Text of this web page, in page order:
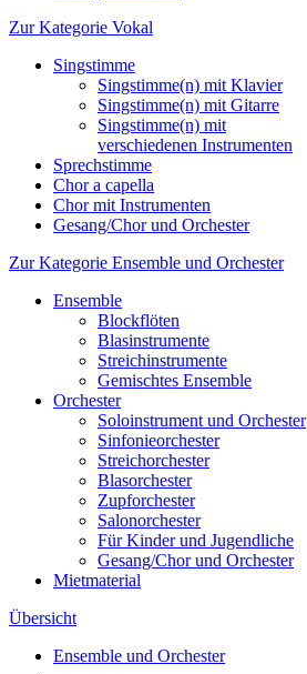
Zur Kategorie Vokal
Singstimme
Singstimme(n) mit Klavier
Singstimme(n) mit Gitarre
Singstimme(n) mit
verschiedenen Instrumenten
Sprechstimme
Chor a capella
Chor mit Instrumenten
Gesang/Chor und Orchester
Zur Kategorie Ensemble und Orchester
Ensemble
Blockflöten
Blasinstrumente
Streichinstrumente
Gemischtes Ensemble
Orchester
Soloinstrument und Orchester
Sinfonieorchester
Streichorchester
Blasorchester
Zupforchester
Salonorchester
Für Kinder und Jugendliche
Gesang/Chor und Orchester
Mietmaterial
Übersicht
Ensemble und Orchester